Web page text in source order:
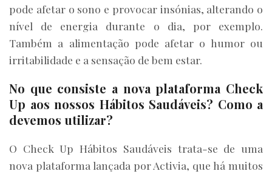
pode afetar o sono e provocar insónias, alterando o
nível de energia durante o dia, por exemplo.
Também a alimentação pode afetar o humor ou
irritabilidade e a sensação de bem estar.
No que consiste a nova plataforma Check
Up aos nossos Hábitos Saudáveis? Como a
devemos utilizar?
O Check Up Hábitos Saudáveis trata-se de uma
nova plataforma lançada por Activia, que há muitos